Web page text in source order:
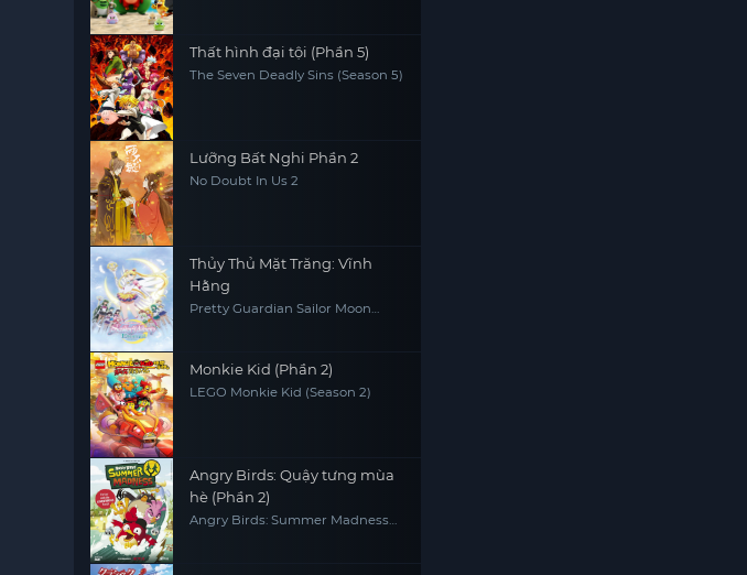
Thất hình đại tội (Phần 5)
The Seven Deadly Sins (Season 5)
Lưỡng Bất Nghi Phần 2
No Doubt In Us 2
Thủy Thủ Mặt Trăng: Vĩnh
Hằng
Pretty Guardian Sailor Moon
Monkie Kid (Phần 2)
LEGO Monkie Kid (Season 2)
Angry Birds: Quậy tưng mùa
hè (Phần 2)
Angry Birds: Summer Madness